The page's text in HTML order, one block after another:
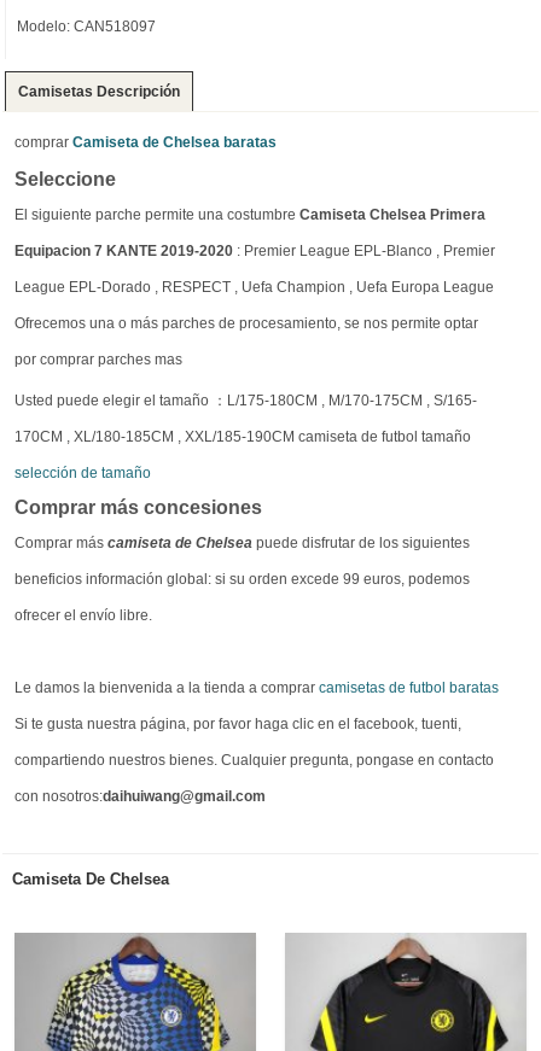
Modelo: CAN518097
Camisetas Descripción
comprar Camiseta de Chelsea baratas
Seleccione
El siguiente parche permite una costumbre Camiseta Chelsea Primera
Equipacion 7 KANTE 2019-2020 : Premier League EPL-Blanco , Premier
League EPL-Dorado , RESPECT , Uefa Champion , Uefa Europa League
Ofrecemos una o más parches de procesamiento, se nos permite optar
por comprar parches mas
Usted puede elegir el tamaño ：L/175-180CM , M/170-175CM , S/165-
170CM , XL/180-185CM , XXL/185-190CM camiseta de futbol tamaño
selección de tamaño
Comprar más concesiones
Comprar más camiseta de Chelsea puede disfrutar de los siguientes
beneficios información global: si su orden excede 99 euros, podemos
ofrecer el envío libre.
Le damos la bienvenida a la tienda a comprar camisetas de futbol baratas
Si te gusta nuestra página, por favor haga clic en el facebook, tuenti,
compartiendo nuestros bienes. Cualquier pregunta, pongase en contacto
con nosotros:daihuiwang@gmail.com
Camiseta De Chelsea